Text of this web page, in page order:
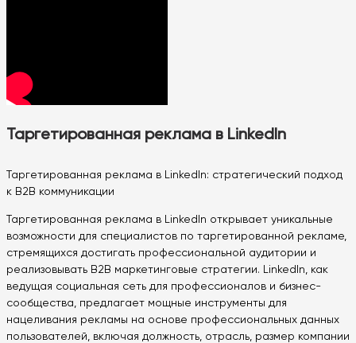
Таргетированная реклама в LinkedIn
Таргетированная реклама в LinkedIn: стратегический подход
к B2B коммуникации
Таргетированная реклама в LinkedIn открывает уникальные
возможности для специалистов по таргетированной рекламе,
стремящихся достигать профессиональной аудитории и
реализовывать B2B маркетинговые стратегии. LinkedIn, как
ведущая социальная сеть для профессионалов и бизнес-
сообщества, предлагает мощные инструменты для
нацеливания рекламы на основе профессиональных данных
пользователей, включая должность, отрасль, размер компании